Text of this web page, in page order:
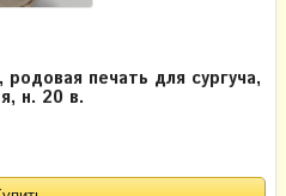
печать для сургуча,
н. 20 в.